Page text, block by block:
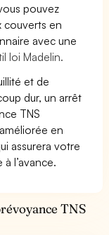
pouvez
couverts en
avec une
loi Madelin.
et de
dur, un arrêt
TNS
en
assurera votre
l’avance.
TNS